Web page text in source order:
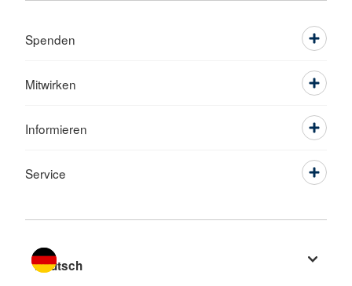
Spenden
Mitwirken
Informieren
Service
Sprache wechseln zu